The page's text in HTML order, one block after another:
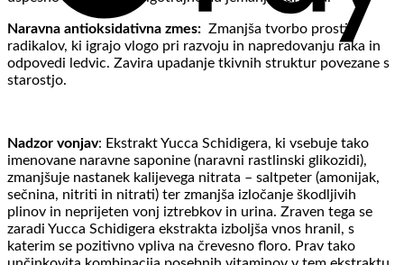
Naravna antioksidativna zmes: Zmanjša tvorbo prostih
radikalov, ki igrajo vlogo pri razvoju in napredovanju raka in
odpovedi ledvic. Zavira upadanje tkivnih struktur povezane s
starostjo.
Nadzor vonjav: Ekstrakt Yucca Schidigera, ki vsebuje tako
imenovane naravne saponine (naravni rastlinski glikozidi),
zmanjšuje nastanek kalijevega nitrata – saltpeter (amonijak,
sečnina, nitriti in nitrati) ter zmanjša izločanje škodljivih
plinov in neprijeten vonj iztrebkov in urina. Zraven tega se
zaradi Yucca Schidigera ekstrakta izboljša vnos hranil, s
katerim se pozitivno vpliva na črevesno floro. Prav tako